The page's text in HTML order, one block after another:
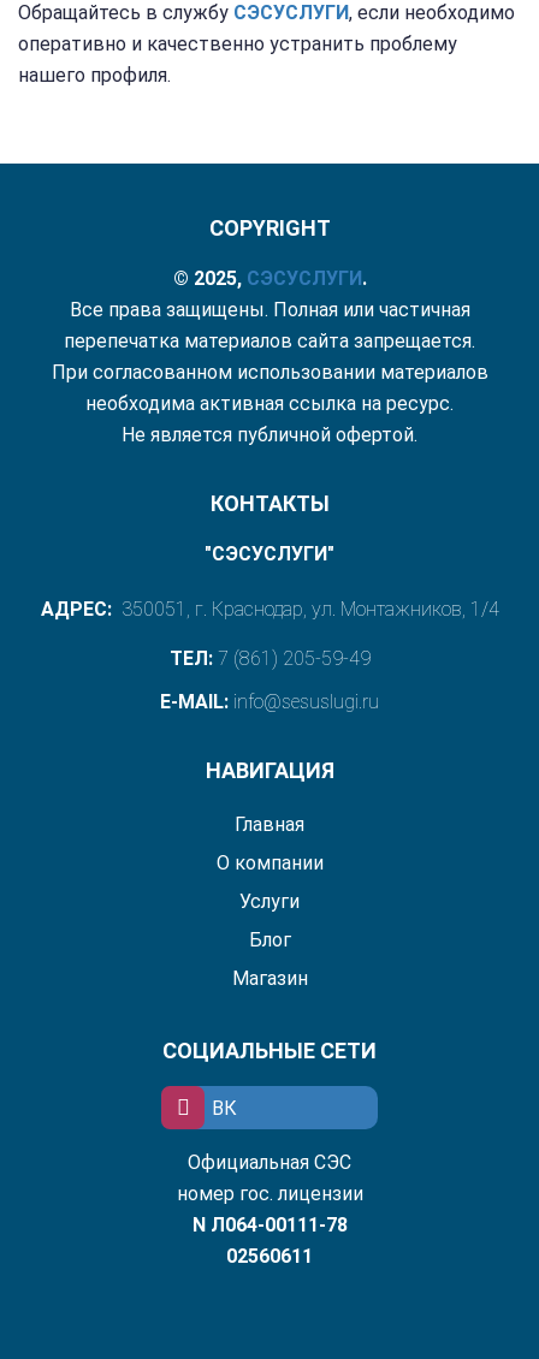
Обращайтесь в службу СЭСУСЛУГИ, если необходимо
оперативно и качественно устранить проблему
нашего профиля.
COPYRIGHT
© 2025, СЭСУСЛУГИ.
Все права защищены. Полная или частичная
перепечатка материалов сайта запрещается.
При согласованном использовании материалов
необходима активная ссылка на ресурс.
Не является публичной офертой.
КОНТАКТЫ
"СЭСУСЛУГИ"
АДРЕС: 350051, г. Краснодар, ул. Монтажников, 1/4
ТЕЛ: 7 (861) 205-59-49
E-MAIL: info@sesuslugi.ru
НАВИГАЦИЯ
Главная
О компании
Услуги
Блог
Магазин
СОЦИАЛЬНЫЕ СЕТИ
ВК
Официальная СЭС
номер гос. лицензии
N Л064-00111-78
02560611